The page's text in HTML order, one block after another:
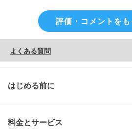
評価・コメントを
よくある質問
はじめる前に
料金とサービス